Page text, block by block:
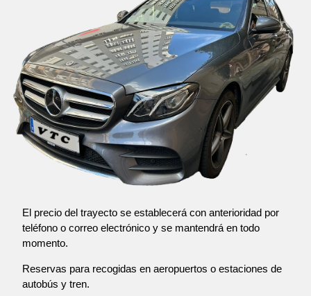
El precio del trayecto se establecerá con anterioridad por
teléfono o correo electrónico y se mantendrá en todo
momento.
Reservas para recogidas en aeropuertos o estaciones de
autobús y tren.